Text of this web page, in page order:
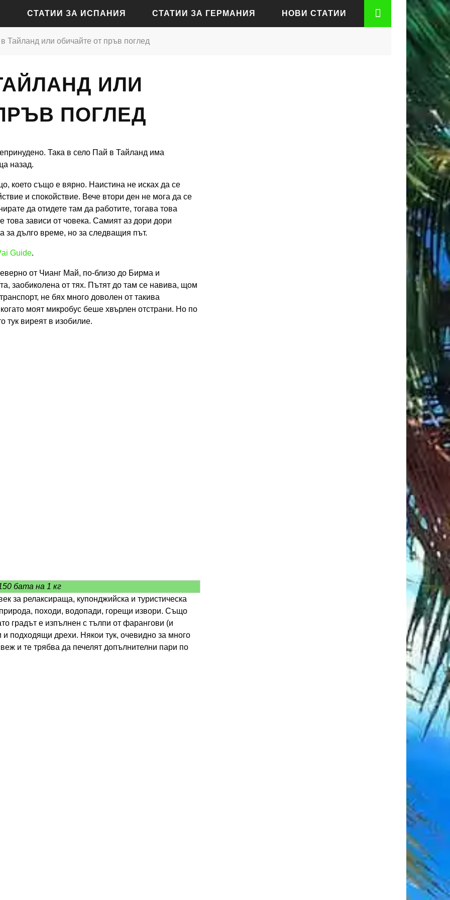
СТАТИИ ЗА ИСПАНИЯ
СТАТИИ ЗА БАРСЕЛОНА
СТАТИИ ЗА СЕВИЛЯ
СТАТИИ ЗА ГЕРМАНИЯ
СТАТИИ ЗА МЮНХЕН
НОВИ СТАТИИ
Тайланд или обичайте от пръв поглед
ИЛИ
ПОГЛЕД
Така в село Пай в Тайланд има
назад.
което също е вярно. Наистина не исках да се
и спокойствие. Вече втори ден не мога да се
да отидете там да работите, тогава това
това зависи от човека. Самият аз дори дори
за дълго време, но за следващия път.
Guide.
от Чианг Май, по-близо до Бирма и
заобиколена от тях. Пътят до там се навива, щом
не бях много доволен от такива
моят микробус беше хвърлен отстрани. Но по
тук виреят в изобилие.
бата на 1 кг
за релаксираща, купонджийска и туристическа
походи, водопади, горещи извори. Също
градът е изпълнен с тълпи от фарангови (и
подходящи дрехи. Някои тук, очевидно за много
и те трябва да печелят допълнителни пари по